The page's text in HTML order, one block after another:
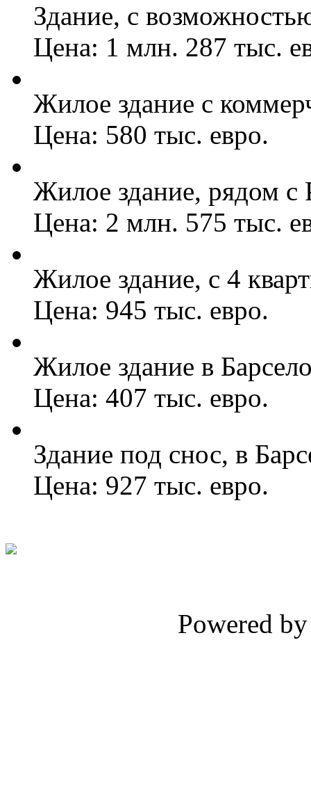
Здание, с
Цена: 1 млн. 287 тыс.
Жилое здание с
Цена: 580 тыс. евро.
Жилое здание, рядом с
Цена: 2 млн. 575 тыс.
Жилое здание, с 4
Цена: 945 тыс. евро.
Жилое здание в
Цена: 407 тыс. евро.
Здание под снос, в
Цена: 927 тыс. евро.
Powered